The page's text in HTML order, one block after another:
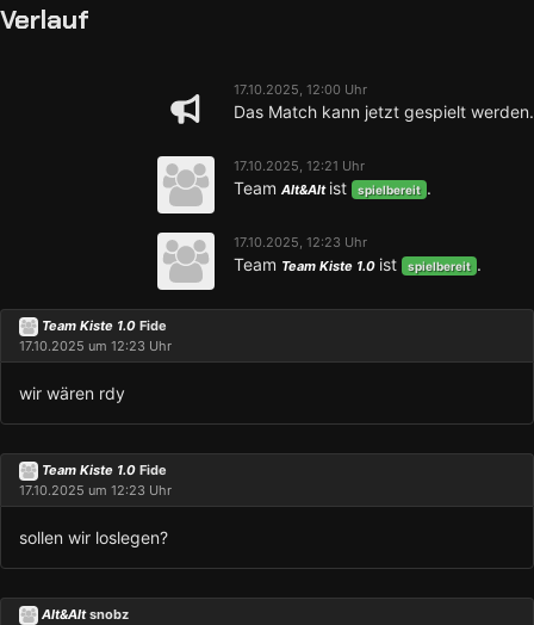
Verlauf
17.10.2025, 12:00 Uhr
Das Match kann jetzt gespielt werden.
17.10.2025, 12:21 Uhr
Team Alt&Alt ist spielbereit .
17.10.2025, 12:23 Uhr
Team Team Kiste 1.0 ist spielbereit .
Team Kiste 1.0 Fide
17.10.2025 um 12:23 Uhr
wir wären rdy
Team Kiste 1.0 Fide
17.10.2025 um 12:23 Uhr
sollen wir loslegen?
Alt&Altsnobz